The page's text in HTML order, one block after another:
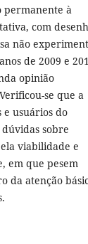
permanente à
com
não
de 2009 e
opinião
se que a
usuários do
sobre
viabilidade e
em que pesem
da atenção